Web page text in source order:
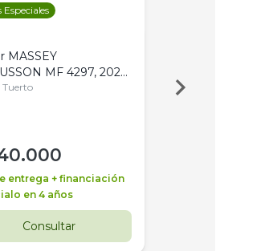
Especiales
MASSEY
MF 4297, 2020,
Tuerto
entrega + financiación
en 4 años
Consultar
Venado Tuerto